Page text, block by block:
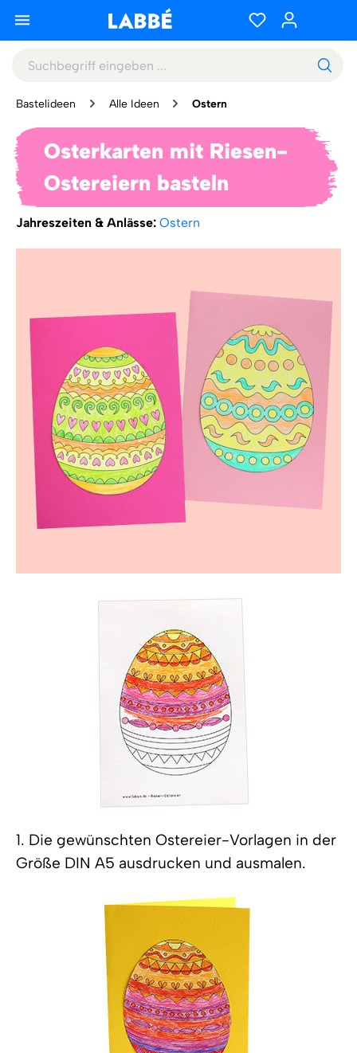
Bastelideen Alle Ideen Ostern
Osterkarten mit Riesen-
Ostereiern basteln
Jahreszeiten & Anlässe: Ostern
1. Die gewünschten Ostereier-Vorlagen in der
Größe DIN A5 ausdrucken und ausmalen.